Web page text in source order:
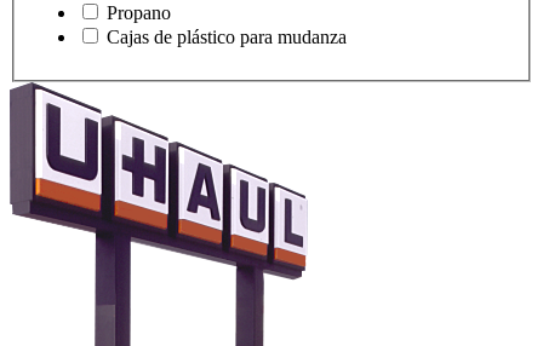
Propano
Cajas de plástico para mudanza